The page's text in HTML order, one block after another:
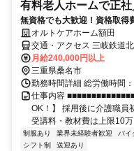
有料老人ホームで正
無資格でも大歓迎！資格取得
オルトケアホーム額田
交通・アクセス 三岐鉄道
車通勤可
月給240,000円以上
三重県桑名市
勤務時間詳細 総労働時間
仕事内容
OK！】 採用後に介護職員
受講料・教材費は上限10
制服あり 業界未経験者歓迎 バイ
シフト制
送迎あり